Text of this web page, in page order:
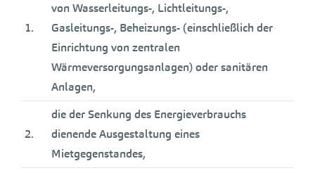
1.
von Wasserleitungs-, Lichtleitungs-,
Gasleitungs-, Beheizungs- (einschließlich der
Einrichtung von zentralen
Wärmeversorgungsanlagen) oder sanitären
Anlagen,
2.
die der Senkung des Energieverbrauchs
dienende Ausgestaltung eines
Mietgegenstandes,